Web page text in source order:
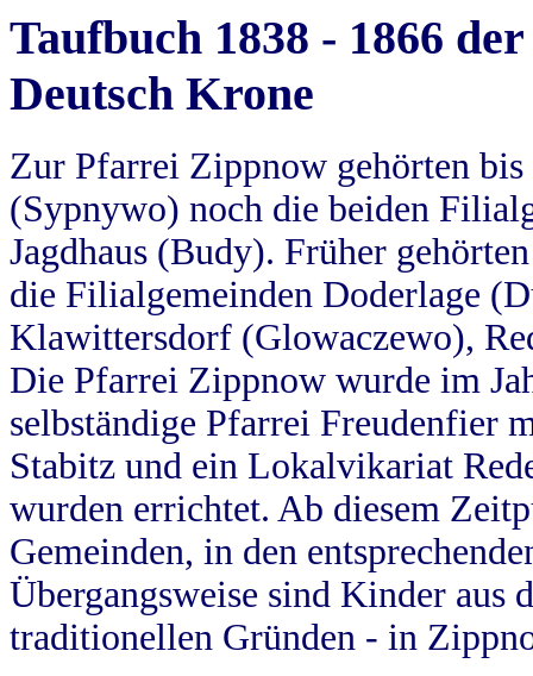
Taufbuch 1838 - 1866
Deutsch Krone
Zur Pfarrei Zippnow gehörten
(Sypnywo) noch die beiden
Jagdhaus (Budy). Früher
die Filialgemeinden Doderlage
Klawittersdorf (Glowaczewo),
Die Pfarrei Zippnow wurde im
selbständige Pfarrei Freudenfier
Stabitz und ein Lokalvikariat
wurden errichtet. Ab diesem
Gemeinden, in den
Übergangsweise sind Kinder aus
traditionellen Gründen - in